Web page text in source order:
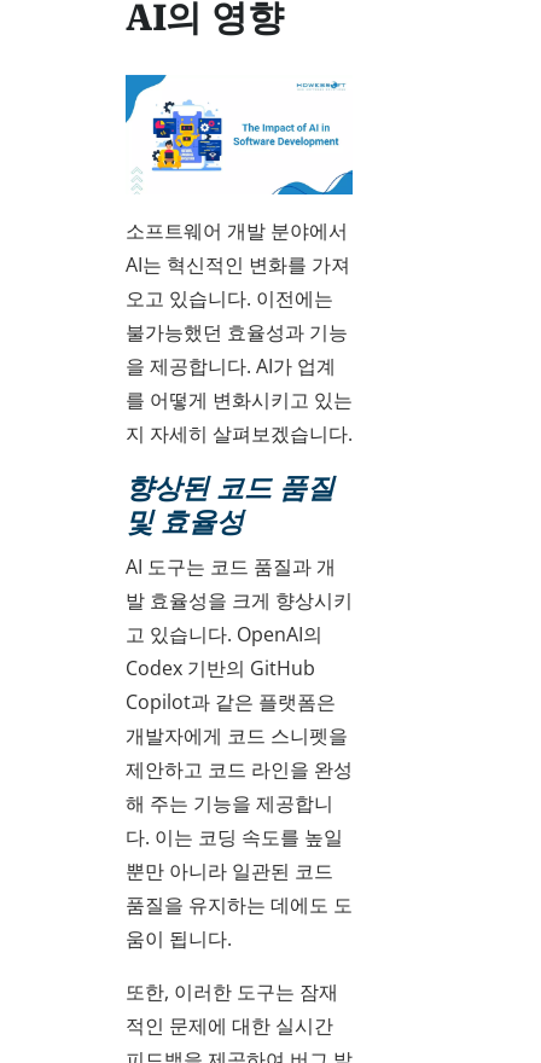
AI의 영향
소프트웨어 개발 분야에서
AI는 혁신적인 변화를 가져
오고 있습니다. 이전에는
불가능했던 효율성과 기능
을 제공합니다. AI가 업계
를 어떻게 변화시키고 있는
지 자세히 살펴보겠습니다.
향상된 코드 품질
및 효율성
AI 도구는 코드 품질과 개
발 효율성을 크게 향상시키
고 있습니다. OpenAI의
Codex 기반의 GitHub
Copilot과 같은 플랫폼은
개발자에게 코드 스니펫을
제안하고 코드 라인을 완성
해 주는 기능을 제공합니
다. 이는 코딩 속도를 높일
뿐만 아니라 일관된 코드
품질을 유지하는 데에도 도
움이 됩니다.
또한, 이러한 도구는 잠재
적인 문제에 대한 실시간